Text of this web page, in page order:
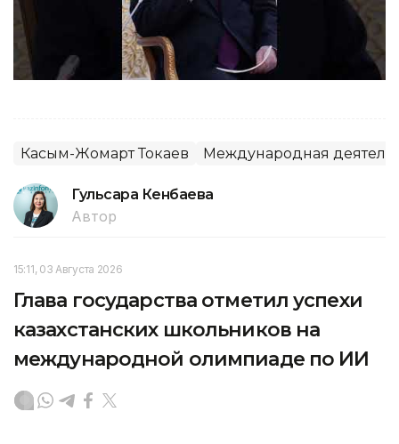
Касым-Жомарт Токаев Международная
Гульсара Кенбаева
Автор
15:11, 03 Августа 2026
Глава государства отметил успехи
казахстанских школьников на
международной олимпиаде по ИИ